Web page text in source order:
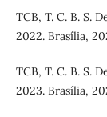
TCB, T. C. B. S.
2022. Brasília,
TCB, T. C. B. S.
2023. Brasília,